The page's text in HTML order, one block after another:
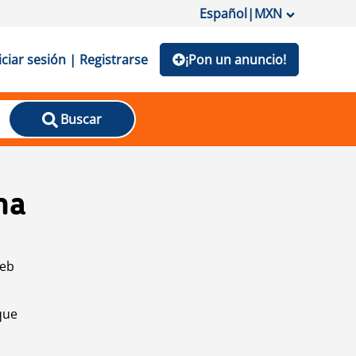
Español|MXN
sesión | Registrarse ¡Pon un anuncio!
Buscar